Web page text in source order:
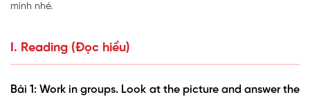
mình nhé.
I. Reading (Đọc hiểu)
Bài 1: Work in groups. Look at the picture and answer the